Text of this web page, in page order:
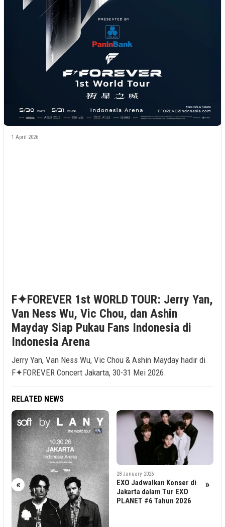
1 April 2026
F✦FOREVER 1st WORLD TOUR: Jerry Yan,
Van Ness Wu, Vic Chou, dan Ashin
Mayday Siap Pukau Fans Indonesia di
Indonesia Arena
Jerry Yan, Van Ness Wu, Vic Chou & Ashin Mayday hadir di
F✦FOREVER Concert Jakarta, 30-31 Mei 2026.
RELATED NEWS
« »
28 January 2026
EXO Jadwalkan Konser di
Jakarta dalam Tur EXO
PLANET #6 Tahun 2026